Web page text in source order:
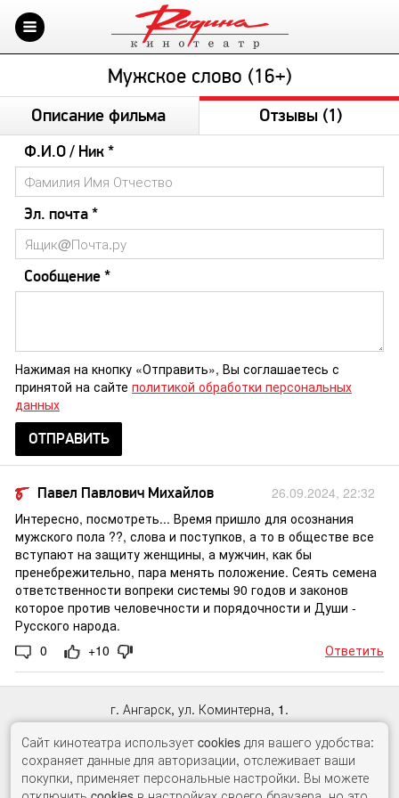
Мужское слово (16+)
Описание фильма Отзывы (1)
Ф.И.О / Ник *
Эл. почта *
Сообщение *
Нажимая на кнопку «Отправить», Вы соглашаетесь с
принятой на сайте политикой обработки персональных
данных
ОТПРАВИТЬ
Павел Павлович Михайлов
26.09.2024, 22:32
Интересно, посмотреть... Время пришло для осознания
мужского пола ??, слова и поступков, а то в обществе все
вступают на защиту женщины, а мужчин, как бы
пренебрежительно, пара менять положение. Сеять семена
ответственности вопреки системы 90 годов и законов
которое против человечности и порядочности и Души -
Русского народа.
0
+10 Ответить
г. Ангарск, ул. Коминтерна, 1.
Касса:65-33-98, автоответчик:60-71-10
© ООО «Гудвин Синема»
2017 -2026
Сайт кинотеатра использует cookies для вашего удобства:
сохраняет данные для авторизации, отслеживает ваши
покупки, применяет персональные настройки. Вы можете